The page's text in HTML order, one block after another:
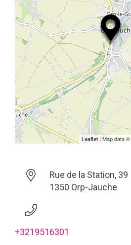
Leaflet | Map data ©
Rue de la Station, 39
1350 Orp-Jauche
+3219516301